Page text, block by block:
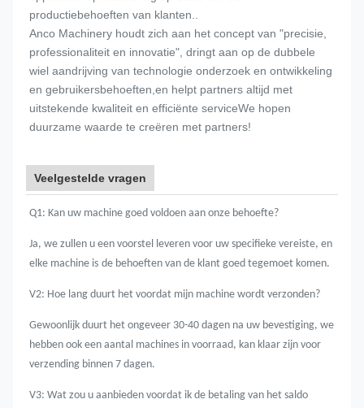
productiebehoeften van klanten..
Anco Machinery houdt zich aan het concept van "precisie,
professionaliteit en innovatie", dringt aan op de dubbele
wiel aandrijving van technologie onderzoek en ontwikkeling
en gebruikersbehoeften,en helpt partners altijd met
uitstekende kwaliteit en efficiënte serviceWe hopen
duurzame waarde te creëren met partners!
Veelgestelde vragen
Q1: Kan uw machine goed voldoen aan onze behoefte?
Ja, we zullen u een voorstel leveren voor uw specifieke vereiste, en
elke machine is de behoeften van de klant goed tegemoet komen.
V2: Hoe lang duurt het voordat mijn machine wordt verzonden?
Gewoonlijk duurt het ongeveer 30-40 dagen na uw bevestiging, we
hebben ook een aantal machines in voorraad, kan klaar zijn voor
verzending binnen 7 dagen.
V3: Wat zou u aanbieden voordat ik de betaling van het saldo